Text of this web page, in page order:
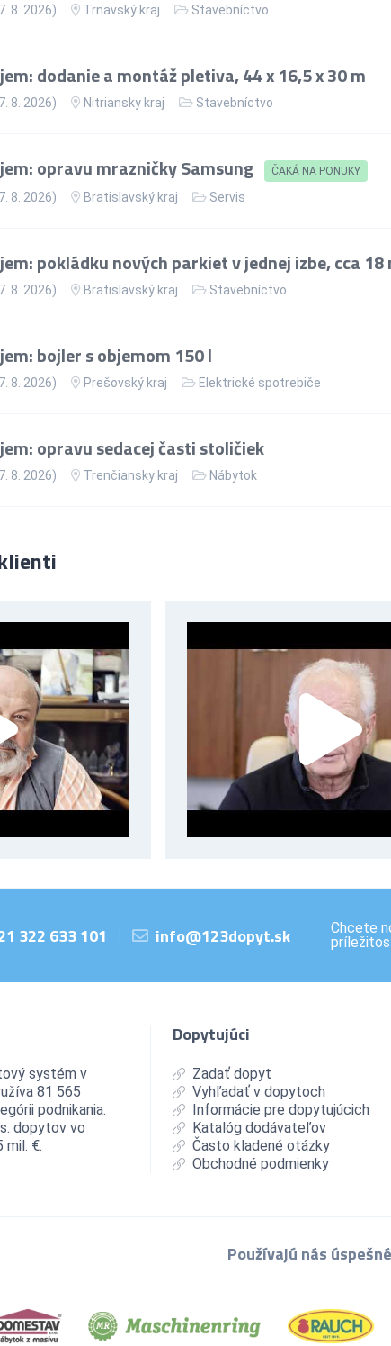
8. 2026) Trnavský kraj Stavebníctvo
dodanie a montáž pletiva, 44 x 16,5 x 30 m
8. 2026) Nitriansky kraj Stavebníctvo
opravu mrazničky Samsung ČAKÁ NA PONUKY
8. 2026) Bratislavský kraj Servis
pokládku nových parkiet v jednej izbe, cca 18
8. 2026) Bratislavský kraj Stavebníctvo
bojler s objemom 150 l
8. 2026) Prešovský kraj Elektrické spotrebiče
opravu sedacej časti stoličiek
8. 2026) Trenčiansky kraj Nábytok
322 633 101 info@123dopyt.sk
Chcete
systém v
81 565
podnikania.
dopytov vo
mil. €.
Dopytujúci
Zadať dopyt
Vyhľadať v dopytoch
Informácie pre dopytujúcich
Katalóg dodávateľov
Často kladené otázky
Obchodné podmienky
Používajú nás